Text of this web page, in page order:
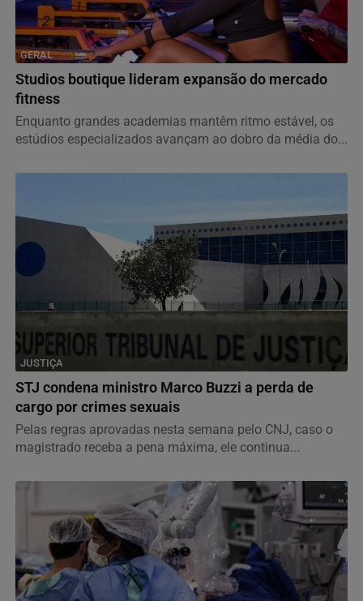
GERAL
Studios boutique lideram expansão do mercado
fitness
Enquanto grandes academias mantêm ritmo estável, os
estúdios especializados avançam ao dobro da média do...
JUSTIÇA
STJ condena ministro Marco Buzzi a perda de
cargo por crimes sexuais
Pelas regras aprovadas nesta semana pelo CNJ, caso o
magistrado receba a pena máxima, ele continua...